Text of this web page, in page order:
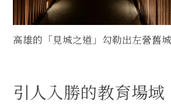
高雄的「見城之道」勾勒出左營舊
引人入勝的教育場域